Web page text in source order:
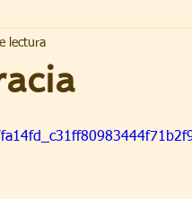
lectura